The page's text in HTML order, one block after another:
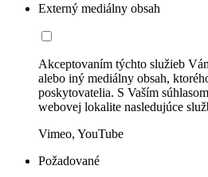
Externý mediálny obsah
Akceptovaním týchto služieb
alebo iný mediálny obsah,
poskytovatelia. S Vaším
webovej lokalite nasledujúce
Vimeo, YouTube
Požadované